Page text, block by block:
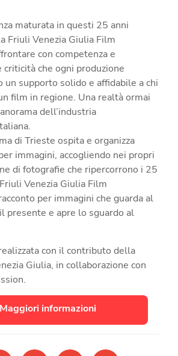
maturata in questi 25 anni
Friuli Venezia Giulia Film
con competenza e
che ogni produzione
un supporto solido e affidabile a chi
film in regione. Una realtà ormai
dell’industria
di Trieste ospita e organizza
immagini, accogliendo nei propri
di fotografie che ripercorrono i 25
Venezia Giulia Film
per immagini che guarda al
presente e apre lo sguardo al
con il contributo della
Giulia, in collaborazione con
informazioni